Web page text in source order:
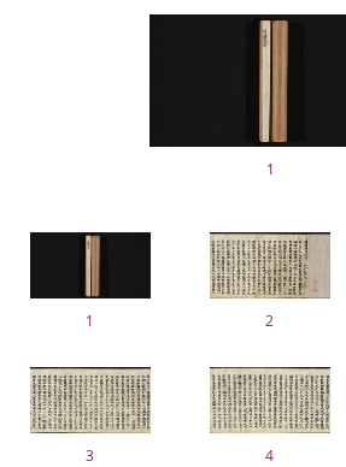
1
1 2
3 4